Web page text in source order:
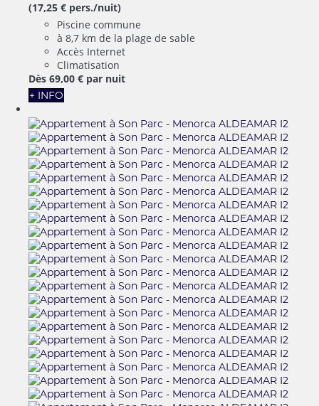
(17,25 € pers./nuit)
Piscine commune
à 8,7 km de la plage de sable
Accès Internet
Climatisation
Dès 69,00 € par nuit
+ INFO